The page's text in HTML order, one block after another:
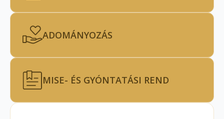
ADOMÁNYOZÁS
MISE- ÉS GYÓNTATÁSI REND